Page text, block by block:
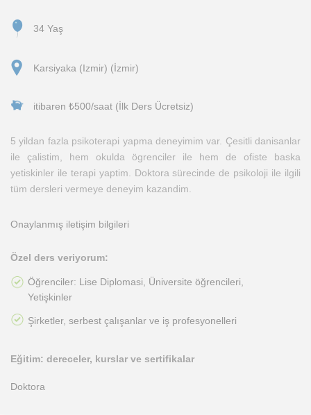
34 Yaş
Karsiyaka (Izmir) (İzmir)
itibaren ₺500/saat (İlk Ders Ücretsiz)
5 yildan fazla psikoterapi yapma deneyimim var. Çesitli danisanlar
ile çalistim, hem okulda ögrenciler ile hem de ofiste baska
yetiskinler ile terapi yaptim. Doktora sürecinde de psikoloji ile ilgili
tüm dersleri vermeye deneyim kazandim.
Onaylanmış iletişim bilgileri
Özel ders veriyorum:
Öğrenciler: Lise Diplomasi, Üniversite öğrencileri,
Yetişkinler
Şirketler, serbest çalışanlar ve iş profesyonelleri
Eğitim: dereceler, kurslar ve sertifikalar
Doktora